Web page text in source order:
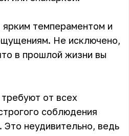
темпераментом и
Не исключено,
в прошлой жизни вы
от всех
соблюдения
Это неудивительно, ведь